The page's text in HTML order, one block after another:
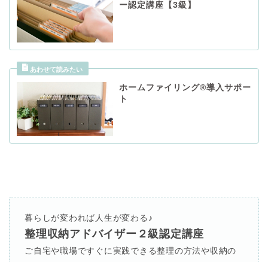
ー認定講座【3級】
ホームファイリング®導入サポー
ト
暮らしが変われば人生が変わる♪
整理収納アドバイザー２級認定講座
ご自宅や職場ですぐに実践できる整理の方法や収納の